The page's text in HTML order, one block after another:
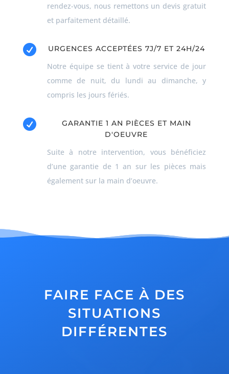
rendez-vous, nous remettons un devis gratuit
et parfaitement détaillé.
 URGENCES ACCEPTÉES 7J/7 ET 24H/24
Notre équipe se tient à votre service de jour
comme de nuit, du lundi au dimanche, y
compris les jours fériés.

GARANTIE 1 AN PIÈCES ET MAIN
D'OEUVRE
Suite à notre intervention, vous bénéficiez
d’une garantie de 1 an sur les pièces mais
également sur la main d’oeuvre.
FAIRE FACE À DES
SITUATIONS
DIFFÉRENTES